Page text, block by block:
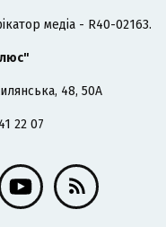
медіа - R40-02163.
48, 50А
22 07